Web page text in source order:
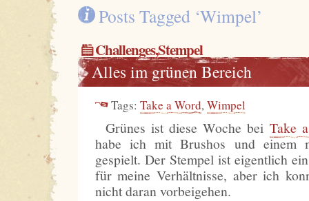
Posts Tagged ‘Wimpel’
Challenges,Stempel
Alles im grünen Bereich
Tags: Take a Word, Wimpel
Grünes ist diese Woche bei Take
habe ich mit Brushos und einem
gespielt. Der Stempel ist eigentlich
für meine Verhältnisse, aber ich
nicht daran vorbeigehen.